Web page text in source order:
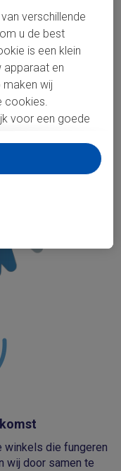
die fungeren
wij door samen te
verschillende
u de best
is een klein
en
maken wij
cookies.
voor een goede
van
Met comfort
voorkeuren ten
van
en
van
o.a. door u
Door op
het plaatsen
wijzigen onder